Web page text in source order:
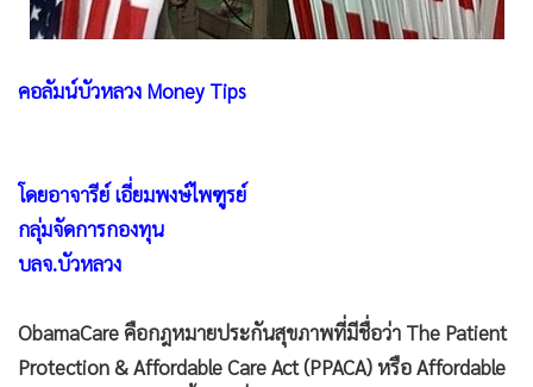
Infographic
• ท่องเที่ยว
• Special Scoop
• เศรษฐกิจ-ธุรกิจ
• จีน
• อาชญากรรม
คอลัมน์บัวหลวง Money Tips
โดยอาจารีย์ เอี่ยมพงษ์ไพฑูรย์
กลุ่มจัดการกองทุน
บลจ.บัวหลวง
ObamaCare คือกฎหมายประกันสุขภาพที่มีชื่อว่า The Patient
Protection & Affordable Care Act (PPACA) หรือ Affordable